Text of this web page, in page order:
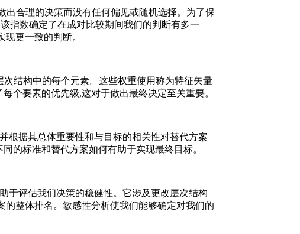
出合理的决策而没有任何偏见或随机选择。为了保
指数确定了在成对比较期间我们的判断有多一
更一致的判断。
结构中的每个元素。这些权重使用称为特征矢量
个要素的优先级,这对于做出最终决定至关重要。
根据其总体重要性和与目标的相关性对替代方案
的标准和替代方案如何有助于实现最终目标。
于评估我们决策的稳健性。它涉及更改层次结构
整体排名。敏感性分析使我们能够确定对我们的